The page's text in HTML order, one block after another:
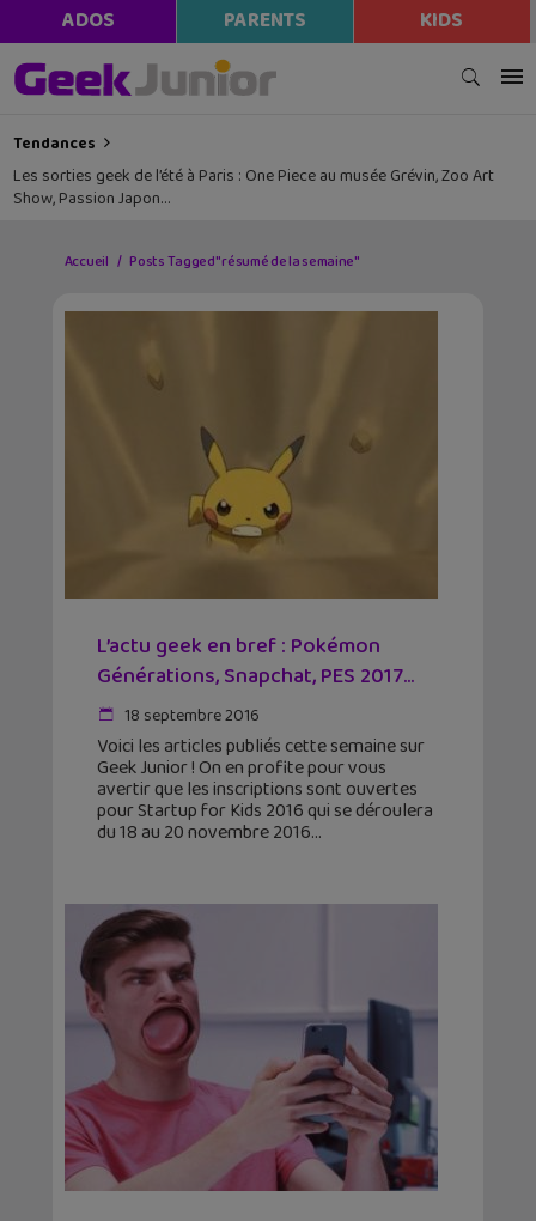
ADOS PARENTS KIDS
Tendances
Les sorties geek de l’été à Paris : One Piece au musée Grévin, Zoo Art
Show, Passion Japon…
Accueil Posts Tagged "résumé de la semaine"
L’actu geek en bref : Pokémon
Générations, Snapchat, PES 2017…
18 septembre 2016
Voici les articles publiés cette semaine sur
Geek Junior ! On en profite pour vous
avertir que les inscriptions sont ouvertes
pour Startup for Kids 2016 qui se déroulera
du 18 au 20 novembre 2016